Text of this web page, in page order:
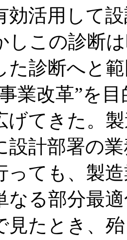
効活用して
しこの診断
た診断へと
業改革”を
げてきた。
設計部署の
っても、製
なる部分最
見たとき、